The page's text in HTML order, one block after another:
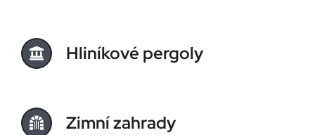
Hliníkové pergoly
Zimní zahrady